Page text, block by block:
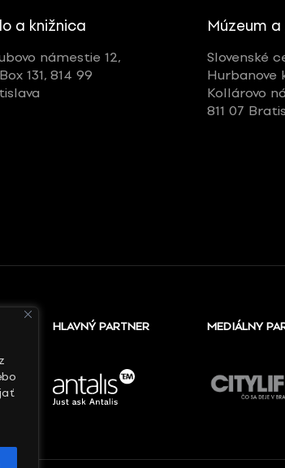
a knižnica
námestie 12,
Box 131, 814 99
Múzeum
Slovenské
Hurbanove
Kollárovo
811 07
HLAVNÝ PARTNER MEDIÁLNY